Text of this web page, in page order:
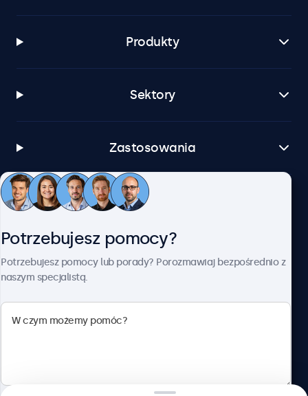
Produkty
Sektory
Zastosowania
Obsługa klienta
Potrzebujesz pomocy?
Potrzebujesz pomocy lub porady? Porozmawiaj bezpośrednio z
naszym specjalistą.